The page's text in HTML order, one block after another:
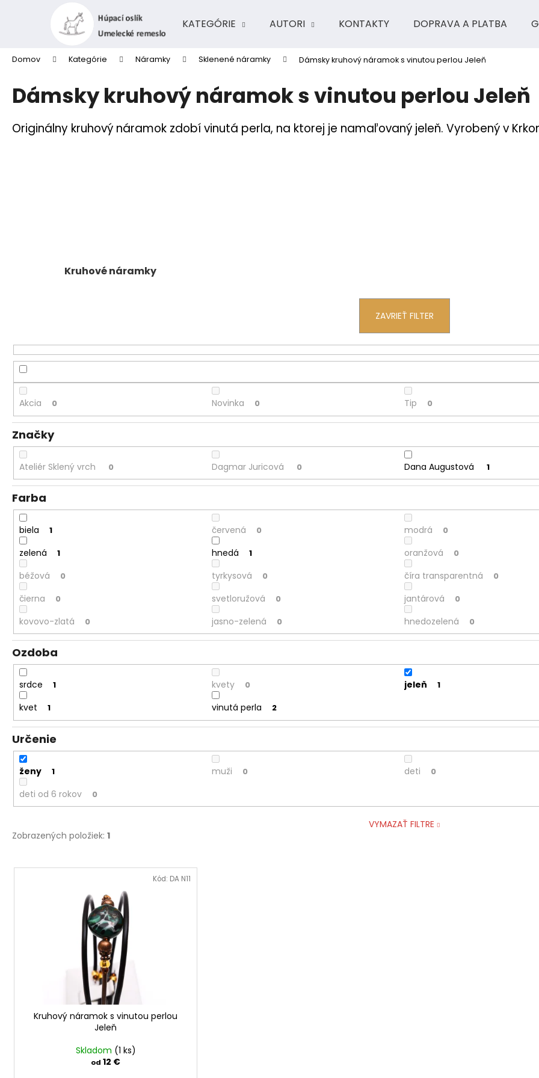
KATEGÓRIE AUTORI KONTAKTY DOPRAVA A PLATBA
Domov Kategórie Náramky Sklenené náramky Dámsky kruhový náramok s vinutou perlou Jeleň
Dámsky kruhový náramok s vinutou perlou Jeleň
Originálny kruhový náramok zdobí vinutá perla, na ktorej je namaľovaný jeleň. Vyrobený v
Kruhové náramky
ZAVRIEŤ FILTER
Akcia 0 Novinka 0 Tip 0
Značky
Ateliér Sklený vrch 0 Dagmar Juricová 0 Dana Augustová 1
Farba
biela 1 červená 0 modrá 0
zelená 1 hnedá 1 oranžová 0
béžová 0 tyrkysová 0 číra transparentná 0
čierna 0 svetloružová 0 jantárová 0
kovovo-zlatá 0 jasno-zelená 0 hnedozelená 0
Ozdoba
srdce 1 kvety 0 jeleň 1
kvet 1 vinutá perla 2
Určenie
ženy 1 muži 0 deti 0
deti od 6 rokov 0
VYMAZAŤ FILTRE
Zobrazených položiek: 1
V
Kruhový náramok s vinutou perlou
Jeleň
Skladom (1 ks)
od 12 €
Kód: DA N11
Späť
obchodu
Späť
obchodu
Čo potrebujete nájsť?